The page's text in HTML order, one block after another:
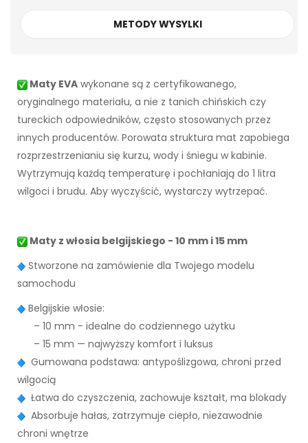
METODY WYSYLKI
Maty EVA wykonane są z certyfikowanego,
oryginalnego materiału, a nie z tanich chińskich czy
tureckich odpowiedników, często stosowanych przez
innych producentów. Porowata struktura mat zapobiega
rozprzestrzenianiu się kurzu, wody i śniegu w kabinie.
Wytrzymują każdą temperaturę i pochłaniają do 1 litra
wilgoci i brudu. Aby wyczyścić, wystarczy wytrzepać.
Maty z włosia belgijskiego - 10 mm i 15 mm
Stworzone na zamówienie dla Twojego modelu
samochodu
Belgijskie włosie:
– 10 mm - idealne do codziennego użytku
– 15 mm — najwyższy komfort i luksus
Gumowana podstawa: antypoślizgowa, chroni przed
wilgocią
Łatwa do czyszczenia, zachowuje kształt, ma blokady
Absorbuje hałas, zatrzymuje ciepło, niezawodnie
chroni wnętrze